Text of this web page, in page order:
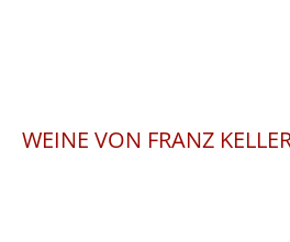
WEINE VON FRANZ